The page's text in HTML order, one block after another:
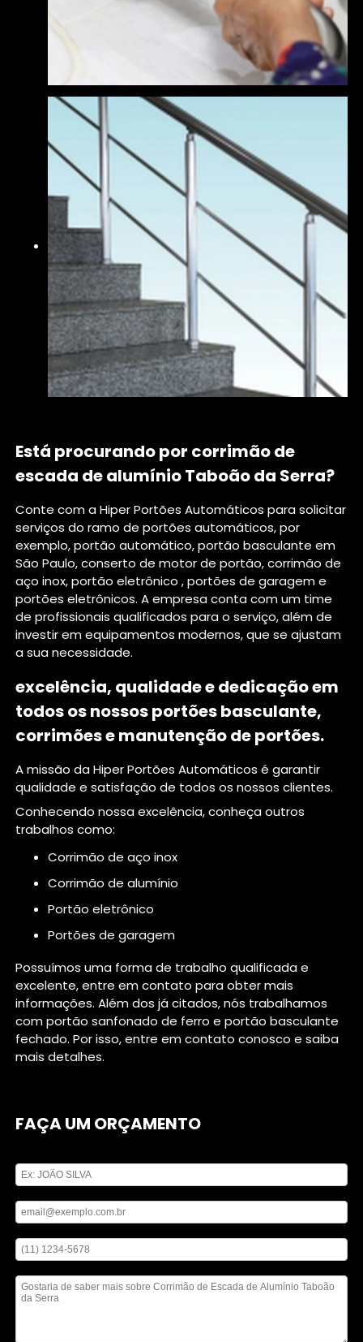
Está procurando por corrimão de
escada de alumínio Taboão da Serra?
Conte com a Hiper Portões Automáticos para solicitar
serviços do ramo de portões automáticos, por
exemplo, portão automático, portão basculante em
São Paulo, conserto de motor de portão, corrimão de
aço inox, portão eletrônico , portões de garagem e
portões eletrônicos. A empresa conta com um time
de profissionais qualificados para o serviço, além de
investir em equipamentos modernos, que se ajustam
a sua necessidade.
excelência, qualidade e dedicação em
todos os nossos portões basculante,
corrimões e manutenção de portões.
A missão da Hiper Portões Automáticos é garantir
qualidade e satisfação de todos os nossos clientes.
Conhecendo nossa excelência, conheça outros
trabalhos como:
corrimão de aço inox
corrimão de alumínio
portão eletrônico
portões de garagem
Possuímos uma forma de trabalho qualificada e
excelente, entre em contato para obter mais
informações. Além dos já citados, nós trabalhamos
com portão sanfonado de ferro e portão basculante
fechado. Por isso, entre em contato conosco e saiba
mais detalhes.
FAÇA UM ORÇAMENTO